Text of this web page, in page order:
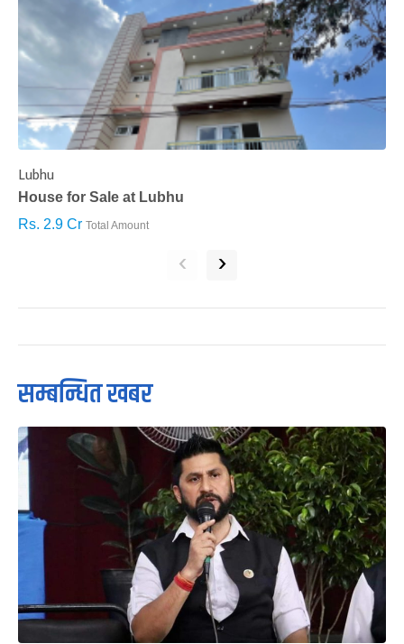
Lubhu
House for Sale at Lubhu
Rs. 2.9 Cr Total Amount
‹ ›
सम्बन्धित खबर